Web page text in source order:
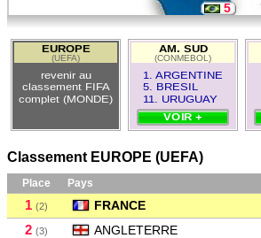
11
5
EUROPE
(UEFA)
revenir au
classement FIFA
complet (MONDE)
AM. SUD
(CONMEBOL)
1. ARGENTINE
5. BRESIL
11. URUGUAY
VOIR +
Classement EUROPE (UEFA)
Place Pays
1 (2) FRANCE
2 (3) ANGLETERRE